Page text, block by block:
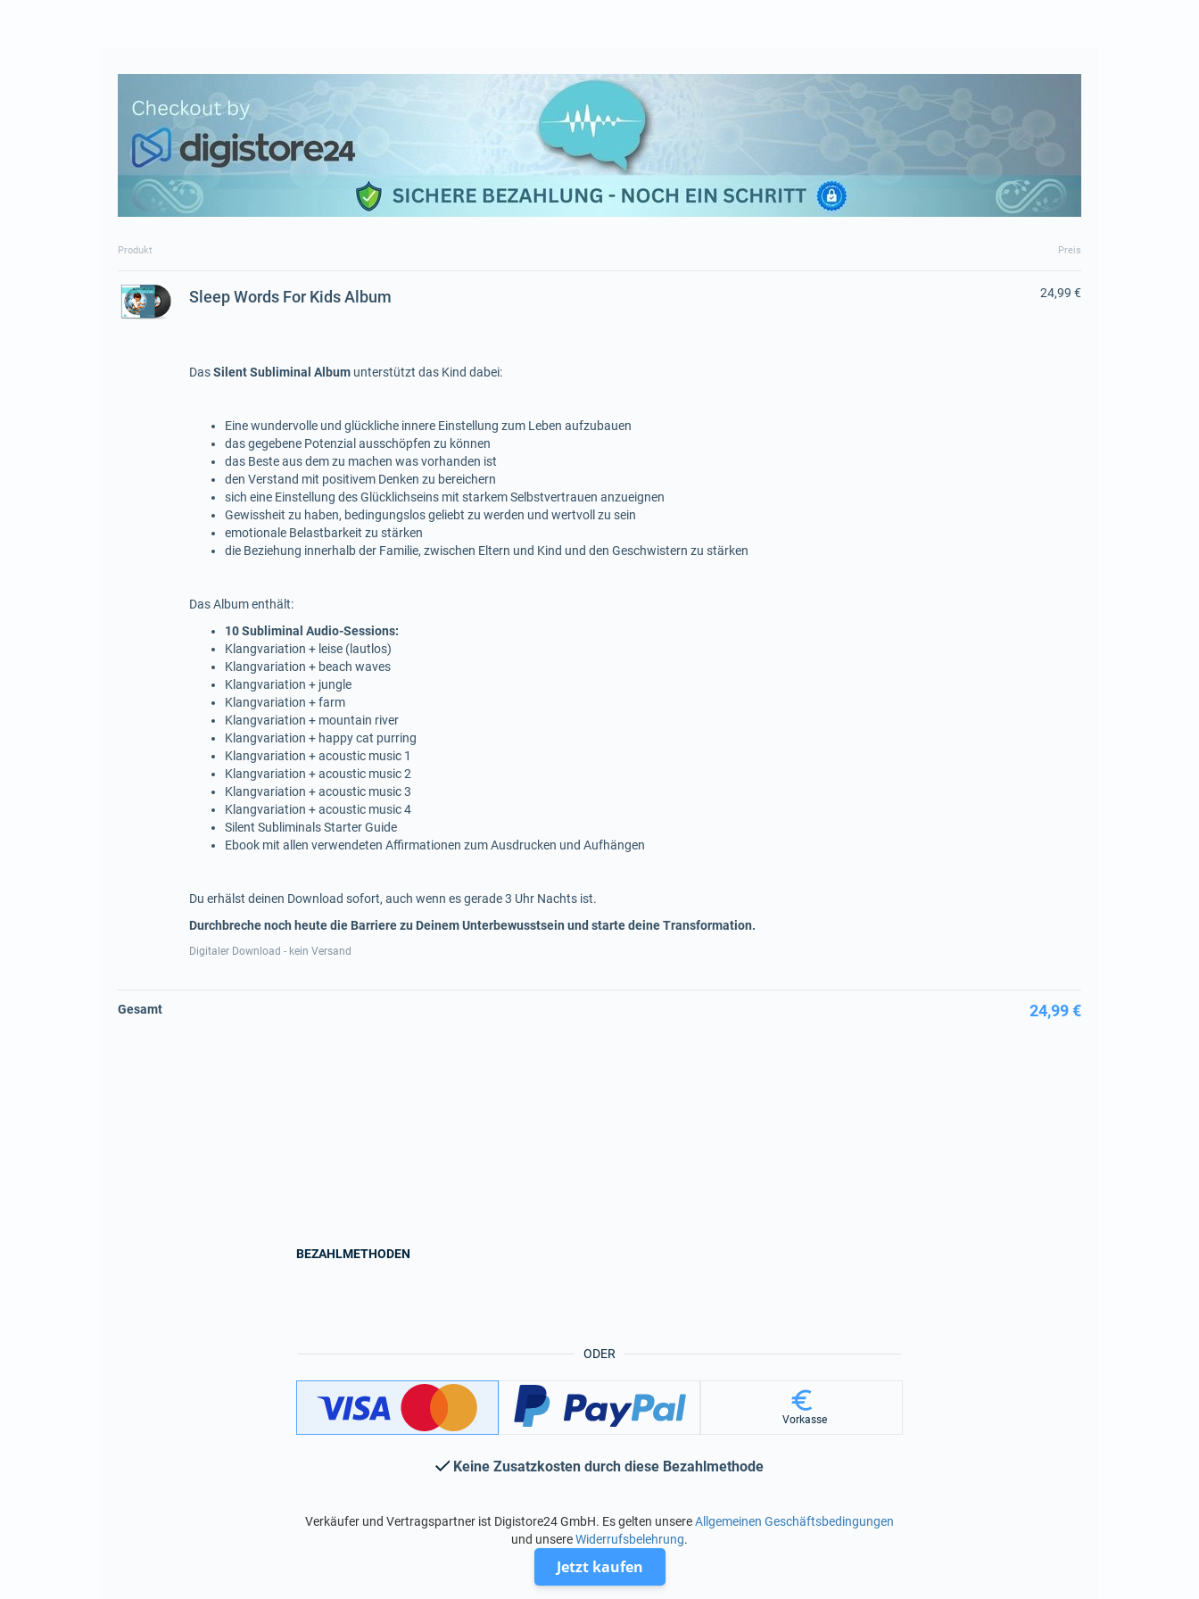
Produkt Preis
Sleep Words For Kids Album
DasSilent Subliminal Album unterstützt das Kind dabei:
Eine wundervolle und glückliche innere Einstellung zum Leben aufzubauen
das gegebene Potenzial ausschöpfen zu können
das Beste aus dem zu machen was vorhanden ist
den Verstand mit positivem Denken zu bereichern
sich eine Einstellung des Glücklichseins mit starkem Selbstvertrauen anzueignen
Gewissheit zu haben, bedingungslos geliebt zu werden und wertvoll zu sein
emotionale Belastbarkeit zu stärken
die Beziehung innerhalb der Familie, zwischen Eltern und Kind und den Geschwistern zu stärken
Das Album enthält:
10 Subliminal Audio-Sessions:
Klangvariation + leise (lautlos)
Klangvariation + beach waves
Klangvariation + jungle
Klangvariation + farm
Klangvariation + mountain river
Klangvariation + happy cat purring
Klangvariation + acoustic music 1
Klangvariation + acoustic music 2
Klangvariation + acoustic music 3
Klangvariation + acoustic music 4
Silent Subliminals Starter Guide
Ebook mit allen verwendeten Affirmationen zum Ausdrucken und Aufhängen
Du erhälst deinen Download sofort, auch wenn es gerade 3 Uhr Nachts ist.
Durchbreche noch heute die Barriere zu Deinem Unterbewusstsein und starte deine Transformation.
Digitaler Download - kein Versand
24,99 €
Gesamt 24,99 €
ODER
BEZAHLMETHODEN
Vorkasse
Keine Zusatzkosten durch diese Bezahlmethode
Verkäufer und Vertragspartner ist Digistore24 GmbH. Es gelten unsereAllgemeinen Geschäftsbedingungen
und unsereWiderrufsbelehrung.
Jetzt kaufen